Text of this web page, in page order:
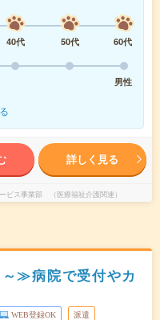
40代 50代
60代
男性
詳しく見る
ビス事業部 （医療福祉介護関連）
≫病院で受付やカ
WEB登録OK 派遣